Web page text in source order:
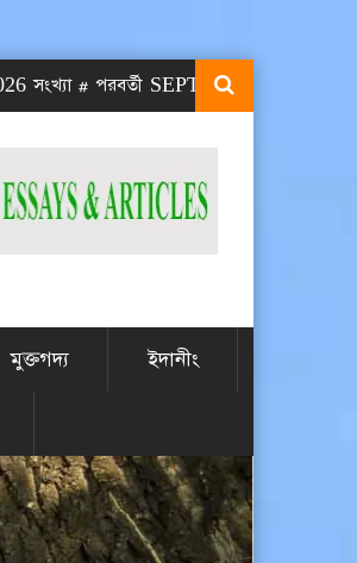
পরবর্তী SEPT-OCT 2026 সংখ্যা
মুক্তগদ্য ইদানীং